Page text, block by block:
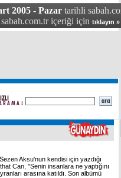
2005 - Pazar tarihli
içeriği için tıklayın »
Aksu'nun kendisi için yazdığı
Can, "Senin insanlara ne yaptığını
arasına katıldı. Son albümü